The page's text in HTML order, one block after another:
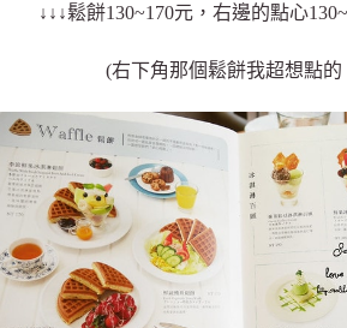
↓↓↓鬆餅130~170元，右邊的點心
(右下角那個鬆餅我超想點的